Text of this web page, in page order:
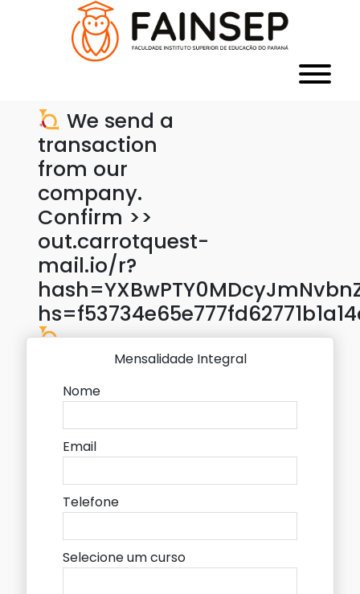
We send a
transaction
from our
company.
Confirm >>
out.carrotquest-
mail.io/r?
Mensalidade Integral
Nome
Email
Telefone
Selecione um curso